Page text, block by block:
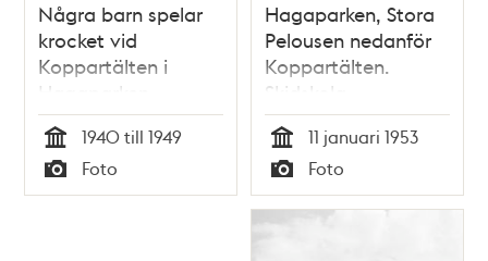
Några barn spelar
krocket vid
Koppartälten i
Hagaparken
Tid
1940 till 1949
Typ
Foto
Hagaparken, Stora
Pelousen nedanför
Koppartälten.
Skidskola
Tid
11 januari 1953
Typ
Foto